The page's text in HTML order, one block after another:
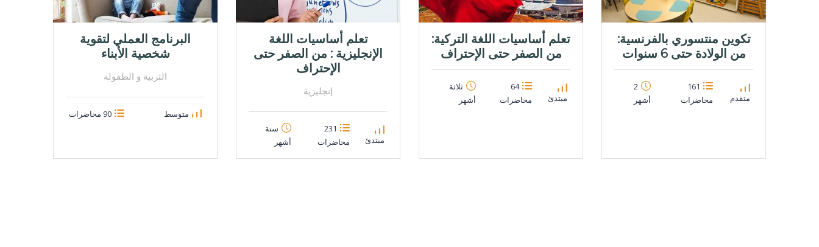
تكوين منتسوري بالفرنسية:
من الولادة حتى 6 سنوات
متقدم
161
محاضرات
2
أشهر
تعلم أساسيات اللغة التركية:
من الصفر حتى الإحتراف
مبتدئ
64
محاضرات
ثلاثة
أشهر
تعلم أساسيات اللغة
الإنجليزية : من الصفر حتى
الإحتراف
إنجليزية
مبتدئ
231
محاضرات
ستة
أشهر
البرنامج العملي لتقوية
شخصية الأبناء
التربية و الطفولة
متوسط 90 محاضرات